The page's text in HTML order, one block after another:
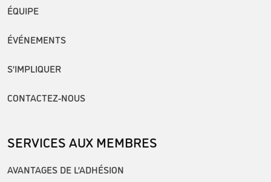
ÉQUIPE
ÉVÉNEMENTS
S’IMPLIQUER
CONTACTEZ-NOUS
SERVICES AUX MEMBRES
AVANTAGES DE L’ADHÉSION